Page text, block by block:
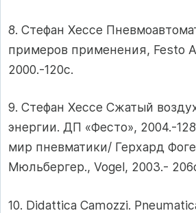
8. Стефан Хессе
примеров применения, Festo
2000.-120c.
9. Стефан Хессе Сжатый
энергии. ДП «Фесто», 2004.-
мир пневматики/ Герхард
Мюльбергер., Vogel, 2003.-
10. Didattica Camozzi.